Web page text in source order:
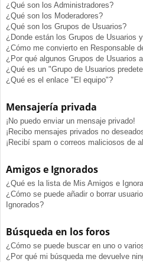
¿Qué son los Administradores?
¿Qué son los Moderadores?
¿Qué son los Grupos de Usuarios?
¿Donde están los Grupos de Usuarios
¿Cómo me convierto en Responsable
¿Por qué algunos Grupos de Usuarios
¿Qué es un "Grupo de Usuarios
¿Qué es el enlace "El equipo"?
Mensajería privada
¡No puedo enviar un mensaje privado!
¡Recibo mensajes privados no
¡Recibí spam o correos maliciosos de
Amigos e Ignorados
¿Qué es la lista de Mis Amigos e
¿Cómo se puede añadir o borrar
Ignorados?
Búsqueda en los foros
¿Cómo se puede buscar en uno o
¿Por qué mi búsqueda me devuelve